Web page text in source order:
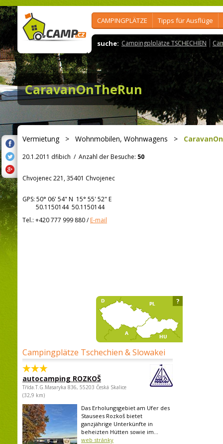
CAMPINGPLÄTZE Tipps für Ausflüge
suche: Campingplplätze TSCHECHIEN
CaravanOnTheRun
Vermietung> Wohnmobilen, Wohnwagens >
20.1.2011 dfibich / Anzahl der Besuche: 50
Chvojenec 221, 35401 Chvojenec
GPS: 50° 06' 54" N 15° 55' 52" E
50.1150144 50.1150144
Tel.: +420 777 999 880/E-mail
Campingplätze Tschechien & Slowakei
autocamping ROZKOŠ
Třída.T.G.Masaryka 836, 55203 Česká Skalice
(32,9 km)
Das Erholungsgebiet am Ufer des
Stausees Rozkoš bietet
ganzjährige Unterkünfte in
beheizten Hütten sowie im...
web stránky
?